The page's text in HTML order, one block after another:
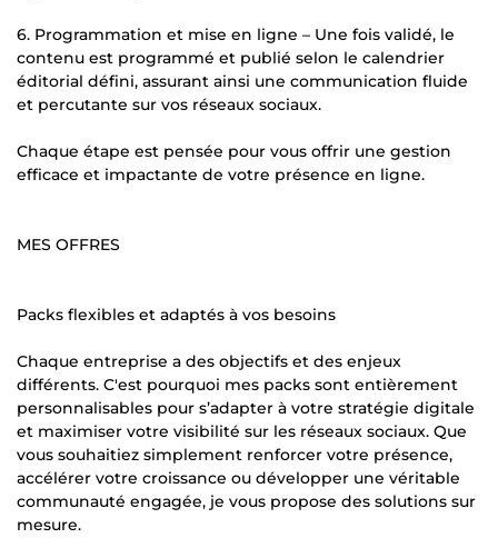
6. Programmation et mise en ligne – Une fois validé, le
contenu est programmé et publié selon le calendrier
éditorial défini, assurant ainsi une communication fluide
et percutante sur vos réseaux sociaux.
Chaque étape est pensée pour vous offrir une gestion
efficace et impactante de votre présence en ligne.
MES OFFRES
Packs flexibles et adaptés à vos besoins
Chaque entreprise a des objectifs et des enjeux
différents. C'est pourquoi mes packs sont entièrement
personnalisables pour s’adapter à votre stratégie digitale
et maximiser votre visibilité sur les réseaux sociaux. Que
vous souhaitiez simplement renforcer votre présence,
accélérer votre croissance ou développer une véritable
communauté engagée, je vous propose des solutions sur
mesure.